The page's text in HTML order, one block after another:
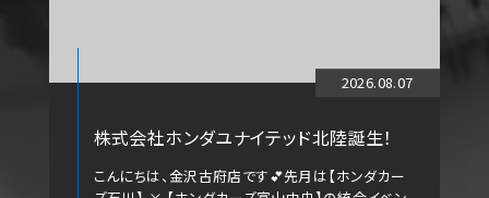
2026.08.07
株式会社ホンダユナイテッド北陸誕生！
こんにちは、金沢古府店です💕先月は【ホンダカー